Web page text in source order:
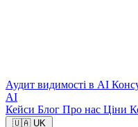
Аудит видимості в AI
AI
Кейси Блог Про нас Ціни
🇺🇦 UK